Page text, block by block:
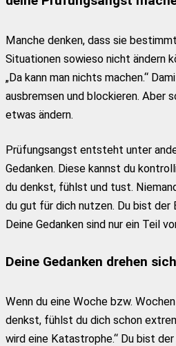
Manche denken, dass sie
Situationen sowieso nicht ändern
„Da kann man nichts machen.“
ausbremsen und blockieren. Aber
etwas ändern.
Prüfungsangst entsteht unter
Gedanken. Diese kannst du
du denkst, fühlst und tust.
du gut für dich nutzen. Du bist der
Deine Gedanken sind nur ein Teil
Deine Gedanken drehen
Wenn du eine Woche bzw.
denkst, fühlst du dich schon
wird eine Katastrophe.“ Du bist